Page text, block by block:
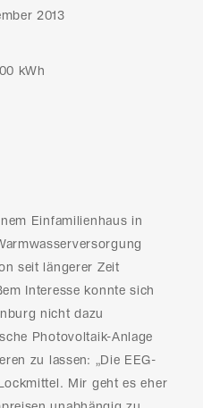
2013
kWh
Einfamilienhaus in
seit längerer Zeit
Interesse konnte sich
nicht dazu
Photovoltaik-Anlage
zu lassen: „Die EEG-
Mir geht es eher